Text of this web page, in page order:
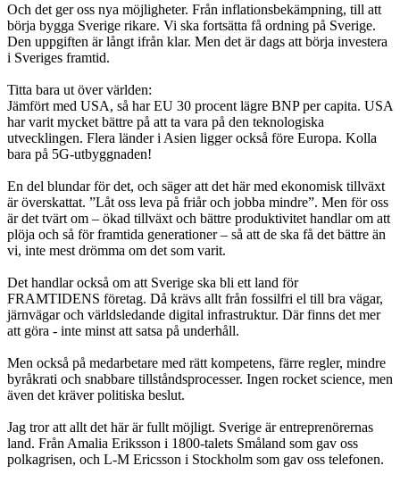
Och det ger oss nya möjligheter. Från inflationsbekämpning, till att
börja bygga Sverige rikare. Vi ska fortsätta få ordning på Sverige.
Den uppgiften är långt ifrån klar. Men det är dags att börja investera
i Sveriges framtid.
Titta bara ut över världen:
Jämfört med USA, så har EU 30 procent lägre BNP per capita. USA
har varit mycket bättre på att ta vara på den teknologiska
utvecklingen. Flera länder i Asien ligger också före Europa. Kolla
bara på 5G-utbyggnaden!
En del blundar för det, och säger att det här med ekonomisk tillväxt
är överskattat. ”Låt oss leva på friår och jobba mindre”. Men för oss
är det tvärt om – ökad tillväxt och bättre produktivitet handlar om att
plöja och så för framtida generationer – så att de ska få det bättre än
vi, inte mest drömma om det som varit.
Det handlar också om att Sverige ska bli ett land för
FRAMTIDENS företag. Då krävs allt från fossilfri el till bra vägar,
järnvägar och världsledande digital infrastruktur. Där finns det mer
att göra - inte minst att satsa på underhåll.
Men också på medarbetare med rätt kompetens, färre regler, mindre
byråkrati och snabbare tillståndsprocesser. Ingen rocket science, men
även det kräver politiska beslut.
Jag tror att allt det här är fullt möjligt. Sverige är entreprenörernas
land. Från Amalia Eriksson i 1800-talets Småland som gav oss
polkagrisen, och L-M Ericsson i Stockholm som gav oss telefonen.